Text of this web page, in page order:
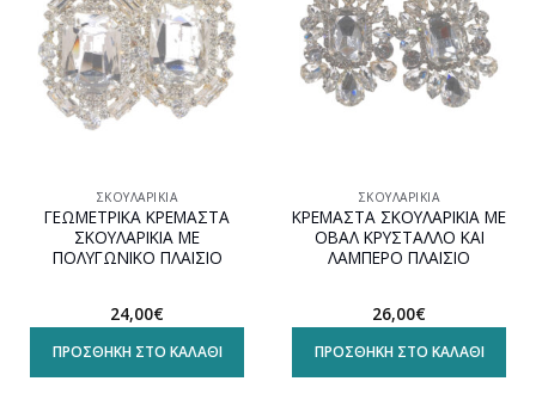
ΣΚΟΥΛΑΡΊΚΙΑ
ΓΕΩΜΕΤΡΙΚΑ ΚΡΕΜΑΣΤΑ
ΣΚΟΥΛΑΡΙΚΙΑ ΜΕ
ΠΟΛΥΓΩΝΙΚΟ ΠΛΑΙΣΙΟ
24,00€
ΠΡΟΣΘΉΚΗ ΣΤΟ ΚΑΛΆΘΙ
ΣΚΟΥΛΑΡΊΚΙΑ
ΚΡΕΜΑΣΤΑ ΣΚΟΥΛΑΡΙΚΙΑ ΜΕ
ΟΒΑΛ ΚΡΥΣΤΑΛΛΟ ΚΑΙ
ΛΑΜΠΕΡΟ ΠΛΑΙΣΙΟ
26,00€
ΠΡΟΣΘΉΚΗ ΣΤΟ ΚΑΛΆΘΙ